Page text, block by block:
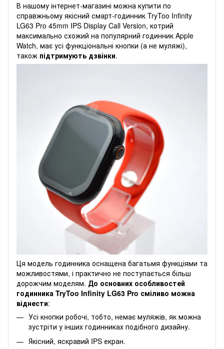
В нашому інтернет-магазині можна купити по
справжньому якісний смарт-годинник TryToo Infinity
LG63 Pro 45mm IPS Display Call Version, котрий
максимально схожий на популярний годинник Apple
Watch, має усі функціональні кнопки (а не муляжі),
також підтримують дзвінки.
Ця модель годинника оснащена багатьмя функціями та
можливостями, і практично не поступається більш
дорожчим моделям. До основних особливостей
годинника TryToo Infinity LG63 Pro сміливо можна
віднести:
Усі кнопки робочі, тобто, немає муляжів, як можна
зустріти у інших годинниках подібного дизайну.
Якісний, яскравий IPS екран.